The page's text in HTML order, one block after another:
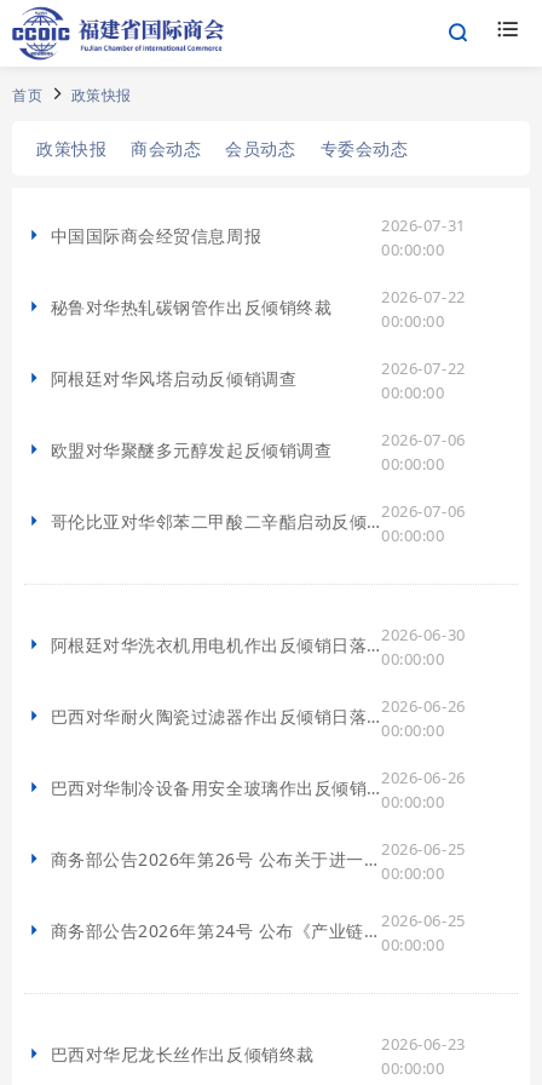
首页 政策快报
政策快报 商会动态 会员动态 专委会动态
中国国际商会经贸信息周报
2026-07-31
00:00:00
秘鲁对华热轧碳钢管作出反倾销终裁
2026-07-22
00:00:00
阿根廷对华风塔启动反倾销调查
2026-07-22
00:00:00
欧盟对华聚醚多元醇发起反倾销调查
2026-07-06
00:00:00
哥伦比亚对华邻苯二甲酸二辛酯启动反倾销调查
2026-07-06
00:00:00
阿根廷对华洗衣机用电机作出反倾销日落合并情势变迁复审终裁
2026-06-30
00:00:00
巴西对华耐火陶瓷过滤器作出反倾销日落复审终裁
2026-06-26
00:00:00
巴西对华制冷设备用安全玻璃作出反倾销日落复审终裁
2026-06-26
00:00:00
商务部公告2026年第26号 公布关于进一步完善战略矿产两用物项出口管制违法违规行为举报处理工作有关事项
2026-06-25
00:00:00
商务部公告2026年第24号 公布《产业链供应链安全调查工作办法》
2026-06-25
00:00:00
巴西对华尼龙长丝作出反倾销终裁
2026-06-23
00:00:00